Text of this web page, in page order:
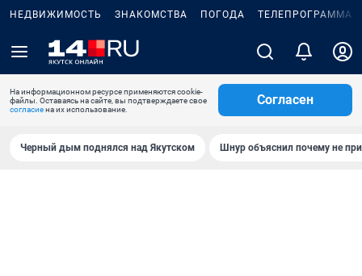
НЕДВИЖИМОСТЬ ЗНАКОМСТВА ПОГОДА ТЕЛЕПРОГРАММА
На информационном ресурсе применяются cookie-
файлы. Оставаясь на сайте, вы подтверждаете свое
согласиена их использование.
Согласен
Черный дым поднялся над Якутском Шнур объяснил почему не